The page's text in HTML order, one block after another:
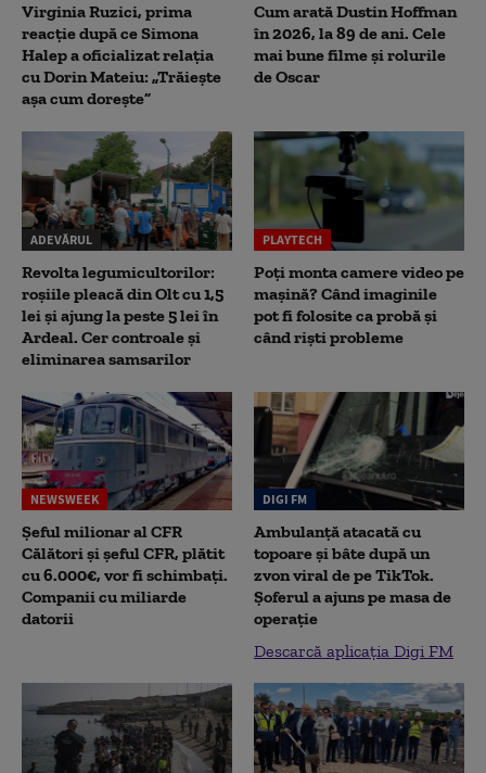
Virginia Ruzici, prima
reacție după ce Simona
Halep a oficializat relația
cu Dorin Mateiu: „Trăiește
așa cum dorește”
Cum arată Dustin Hoffman
în 2026, la 89 de ani. Cele
mai bune filme și rolurile
de Oscar
ADEVĂRUL
Revolta legumicultorilor:
roșiile pleacă din Olt cu 1,5
lei și ajung la peste 5 lei în
Ardeal. Cer controale și
eliminarea samsarilor
PLAYTECH
Poți monta camere video pe
mașină? Când imaginile
pot fi folosite ca probă și
când riști probleme
NEWSWEEK
Șeful milionar al CFR
Călători și șeful CFR, plătit
cu 6.000€, vor fi schimbați.
Companii cu miliarde
datorii
DIGI FM
Ambulanță atacată cu
topoare și bâte după un
zvon viral de pe TikTok.
Șoferul a ajuns pe masa de
operație
Descarcă aplicația Digi FM